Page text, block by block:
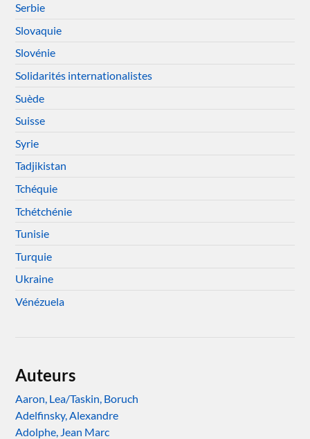
Serbie
Slovaquie
Slovénie
Solidarités internationalistes
Suède
Suisse
Syrie
Tadjikistan
Tchéquie
Tchétchénie
Tunisie
Turquie
Ukraine
Vénézuela
Auteurs
Aaron, Lea/Taskin, Boruch
Adelfinsky, Alexandre
Adolphe, Jean Marc